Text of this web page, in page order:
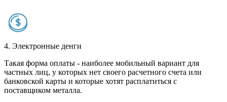
4. Электронные денги
Такая форма оплаты - наиболее мобильный вариант для
частных лиц, у которых нет своего расчетного счета или
банковской карты и которые хотят расплатиться с
поставщиком металла.